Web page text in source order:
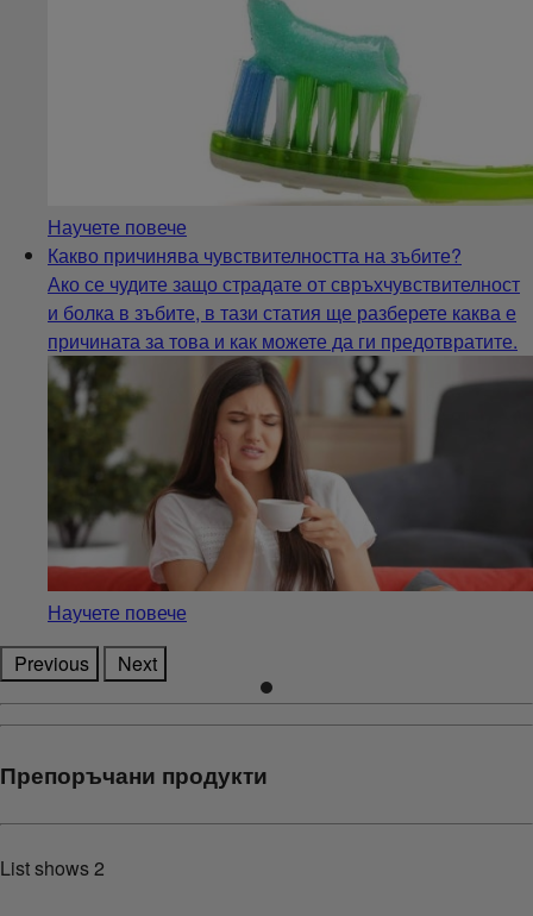
Научете повече
Какво причинява чувствителността на зъбите?
Ако се чудите защо страдате от свръхчувствителност
и болка в зъбите, в тази статия ще разберете каква е
причината за това и как можете да ги предотвратите.
Научете повече
Previous
Next
Препоръчани продукти
List shows2